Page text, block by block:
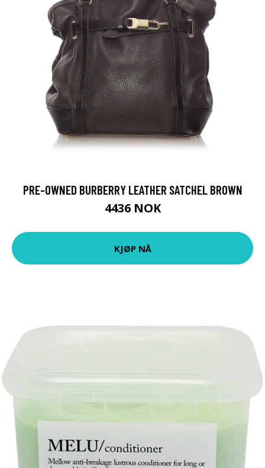
PRE-OWNED BURBERRY LEATHER SATCHEL BROWN
4436 NOK
KJØP NÅ